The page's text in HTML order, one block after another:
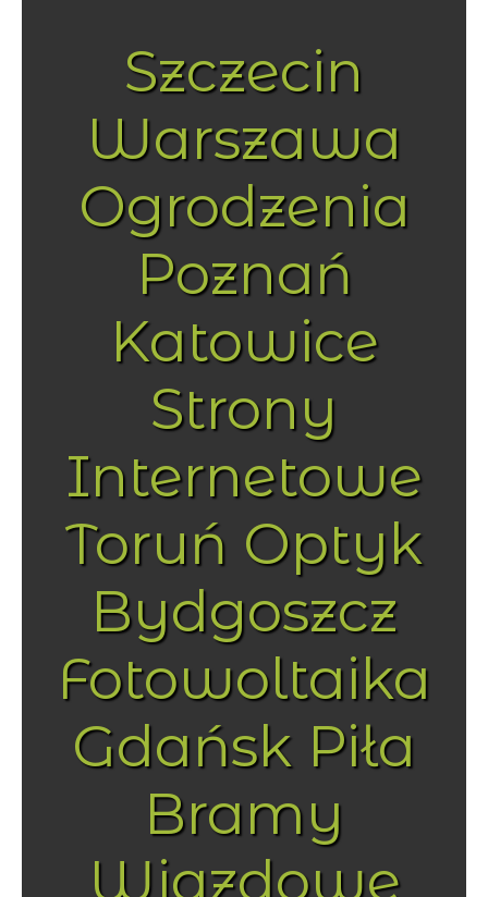
Szczecin
Warszawa
Ogrodzenia
Poznań
Katowice
Strony
Internetowe
Toruń Optyk
Bydgoszcz
Fotowoltaika
Gdańsk Piła
Bramy
Wjazdowe